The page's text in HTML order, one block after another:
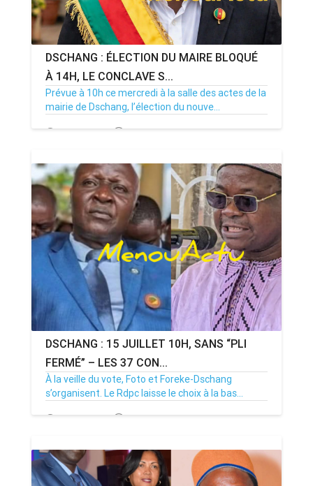
DSCHANG : ÉLECTION DU MAIRE BLOQUÉ
À 14H, LE CONCLAVE S...
Prévue à 10h ce mercredi à la salle des actes de la
mairie de Dschang, l’élection du nouve...
15/07/26 Par MenouActu 0
DSCHANG : 15 JUILLET 10H, SANS “PLI
FERMÉ” – LES 37 CON...
À la veille du vote, Foto et Foreke-Dschang
s’organisent. Le Rdpc laisse le choix à la bas...
14/07/26 Par MenouActu 0